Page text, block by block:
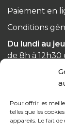
Pour offrir les
telles que les
appareils. Le fait
Paiement en
Conditions
Du lundi au
de 8h à 12h30